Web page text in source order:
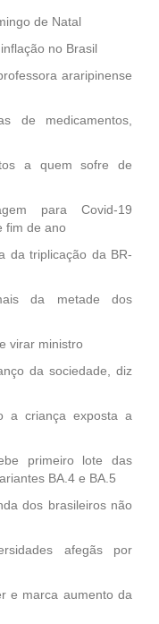
de Natal
no Brasil
araripinense
de medicamentos,
a quem sofre de
para Covid-19
fim de ano
da triplicação da BR-
da metade dos
virar ministro
da sociedade, diz
a criança exposta a
primeiro lote das
BA.4 e BA.5
dos brasileiros não
afegãs por
e marca aumento da